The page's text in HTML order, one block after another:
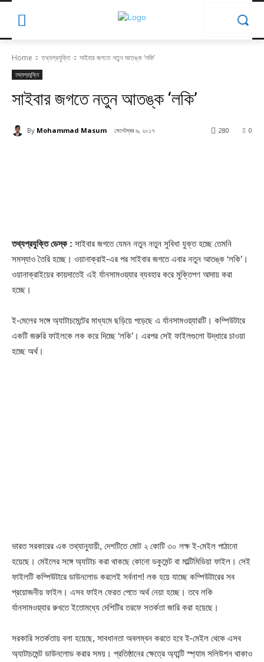
Home তথ্যপ্রযুক্তি সাইবার জগতে নতুন আতঙ্ক ‘লকি’
তথ্যপ্রযুক্তি
সাইবার জগতে নতুন আতঙ্ক ‘লকি’
By Mohammad Masum সেপ্টেম্বর ৬, ২০১৭ 0
280
তথ্যপ্রযুক্তি ডেস্ক : সাইবার জগতে যেমন নতুন নতুন সুবিধা যুক্ত হচ্ছে তেমনি
সমস্যাও তৈরি হচ্ছে। ওয়ানাক্রাই-এর পর সাইবার জগতে এবার নতুন আতঙ্ক ‘লকি’।
ওয়ানাক্রাইয়ের কায়দাতেই এই র্যানসামওয়্যার ব্যবহার করে মুক্তিপণ আদায় করা
হচ্ছে।
ই-মেলের সঙ্গে অ্যাটাচমেন্টের মাধ্যমে ছড়িয়ে পড়েছে এ র্যানসামওয়্যারটি। কম্পিউটারে
একটি জরুরি ফাইলকে লক করে দিচ্ছে ‘লকি’। এরপর সেই ফাইলগুলো উদ্ধারে চাওয়া
হচ্ছে অর্থ।
ভারত সরকারের এক তথ্যানুযায়ী, দেশটিতে মোট ২ কোটি ৩০ লক্ষ ই-মেইল পাঠানো
হয়েছে। মেইলের সঙ্গে অ্যাটাচ করা থাকছে কোনো ডকুমেন্ট বা মাল্টিমিডিয়া ফাইল। সেই
ফাইলটি কম্পিউটারে ডাউনলোড করলেই সর্বনাশ! লক হয়ে যাচ্ছে কম্পিউটারের সব
প্রয়োজনীয় ফাইল। এসব ফাইল ফেরত পেতে অর্থ নেয়া হচ্ছে। তবে লকি
র্যানসামওয়্যার রুখতে ইতোমধ্যে দেশিটির তরফে সতর্কতা জারি করা হয়েছে।
সরকারি সতর্কতায় বলা হয়েছে, সাবধানতা অবলম্বন করতে হবে ই-মেইল থেকে এসব
অ্যাটাচমেন্ট ডাউনলোড করার সময়। প্রতিষ্ঠানের ক্ষেত্রে অ্যান্টি স্প্যাম সলিউশন থাকাও